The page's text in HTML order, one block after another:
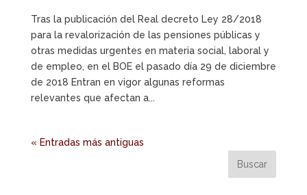
Tras la publicación del Real decreto Ley 28/2018
para la revalorización de las pensiones públicas y
otras medidas urgentes en materia social, laboral y
de empleo, en el BOE el pasado día 29 de diciembre
de 2018 Entran en vigor algunas reformas
relevantes que afectan a...
« Entradas más antiguas